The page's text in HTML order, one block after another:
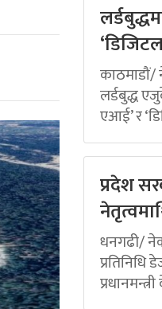
लर्डबुद्ध
एआई’ र
प्रदेश
धनगढी/
प्रतिनिधि